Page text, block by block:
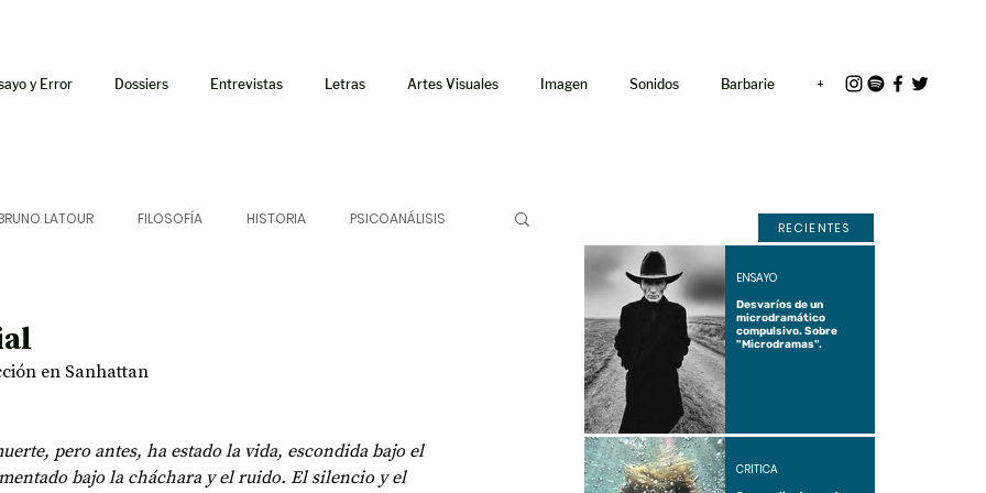
y Error Dossiers Entrevistas Letras Artes Visuales Imagen Sonidos Barbarie +
LATOUR FILOSOFÍA HISTORIA PSICOANÁLISIS
AFUERISMOS POESÍA ENSAYO
en Sanhattan
pero antes, ha estado la vida, escondida bajo el
bajo la cháchara y el ruido. El silencio y el
RECIENTES
Desvaríos de un
microdramático
compulsivo. Sobre
"Microdramas".
ENSAYO
CRÍTICA